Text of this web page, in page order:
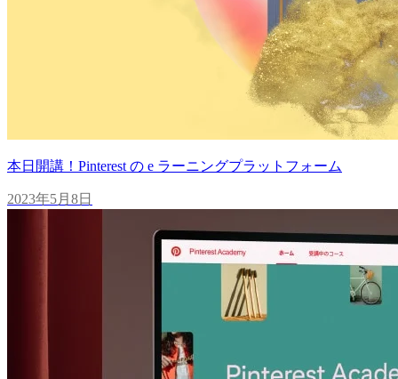
本日開講！Pinterest の e ラーニングプラットフォーム
2023年5月8日